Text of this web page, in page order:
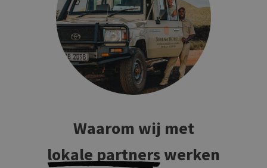
Waarom wij met
lokale partners werken